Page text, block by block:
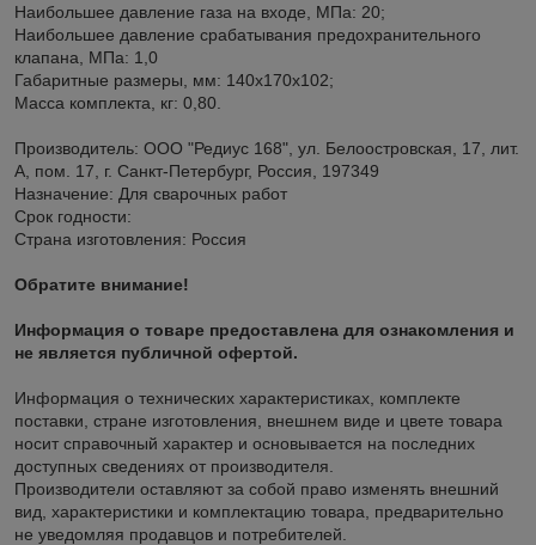
Наибольшее давление газа на входе, МПа: 20;
Наибольшее давление срабатывания предохранительного
клапана, МПа: 1,0
Габаритные размеры, мм: 140х170х102;
Масса комплекта, кг: 0,80.
Производитель: ООО "Редиус 168", ул. Белоостровская, 17, лит.
А, пом. 17, г. Санкт-Петербург, Россия, 197349
Назначение: Для сварочных работ
Срок годности:
Страна изготовления: Россия
Обратите внимание!
Информация о товаре предоставлена для ознакомления и
не является публичной офертой.
Информация о технических характеристиках, комплекте
поставки, стране изготовления, внешнем виде и цвете товара
носит справочный характер и основывается на последних
доступных сведениях от производителя.
Производители оставляют за собой право изменять внешний
вид, характеристики и комплектацию товара, предварительно
не уведомляя продавцов и потребителей.